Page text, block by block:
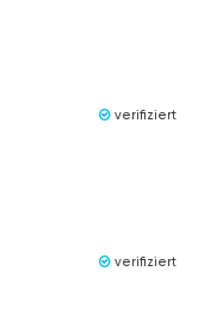
verifiziert
verifiziert